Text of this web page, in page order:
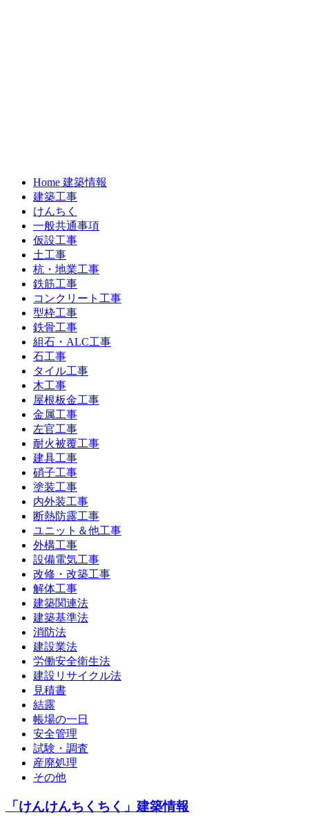
Home 建築情報
建築工事
けんちく
一般共通事項
仮設工事
土工事
杭・地業工事
鉄筋工事
コンクリート工事
型枠工事
鉄骨工事
組石・ALC工事
石工事
タイル工事
木工事
屋根板金工事
金属工事
左官工事
耐火被覆工事
建具工事
硝子工事
塗装工事
内外装工事
断熱防露工事
ユニット＆他工事
外構工事
設備電気工事
改修・改築工事
解体工事
建築関連法
建築基準法
消防法
建設業法
労働安全衛生法
建設リサイクル法
見積書
結露
帳場の一日
安全管理
試験・調査
産廃処理
その他
「けんけんちくちく」建築情報